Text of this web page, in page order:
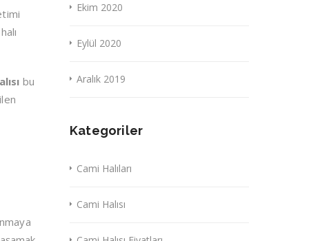
bu
Ekim 2020
Eylül 2020
Aralık 2019
Kategoriler
Cami Halıları
Cami Halısı